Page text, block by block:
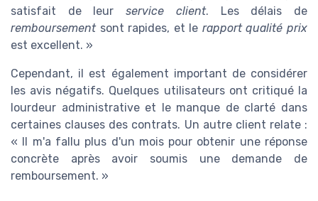
satisfait de leurservice client. Les délais de
remboursementsont rapides, et le rapport qualité prix
est excellent. »
Cependant, il est également important de considérer
les avis négatifs. Quelques utilisateurs ont critiqué la
lourdeur administrative et le manque de clarté dans
certaines clauses des contrats. Un autre client relate :
« Il m'a fallu plus d'un mois pour obtenir une réponse
concrète après avoir soumis une demande de
remboursement. »